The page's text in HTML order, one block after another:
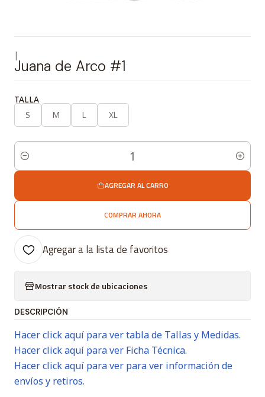
|
Juana de Arco #1
TALLA
S M L XL
Cantidad
AGREGAR AL CARRO
COMPRAR AHORA
Agregar a la lista de favoritos
Mostrar stock de ubicaciones
DESCRIPCIÓN
Hacer click aquí para ver tabla de Tallas y Medidas.
Hacer click aquí para ver Ficha Técnica.
Hacer click aquí para ver para ver información de
envíos y retiros.